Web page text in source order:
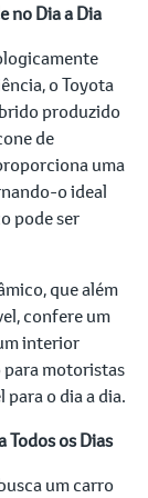
no Dia a Dia
o Toyota
produzido
de
uma
o ideal
pode ser
que além
confere um
interior
para motoristas
o dia a dia.
Todos os Dias
um carro